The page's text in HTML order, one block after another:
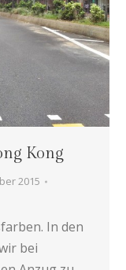
Kong
2015
In den
bei